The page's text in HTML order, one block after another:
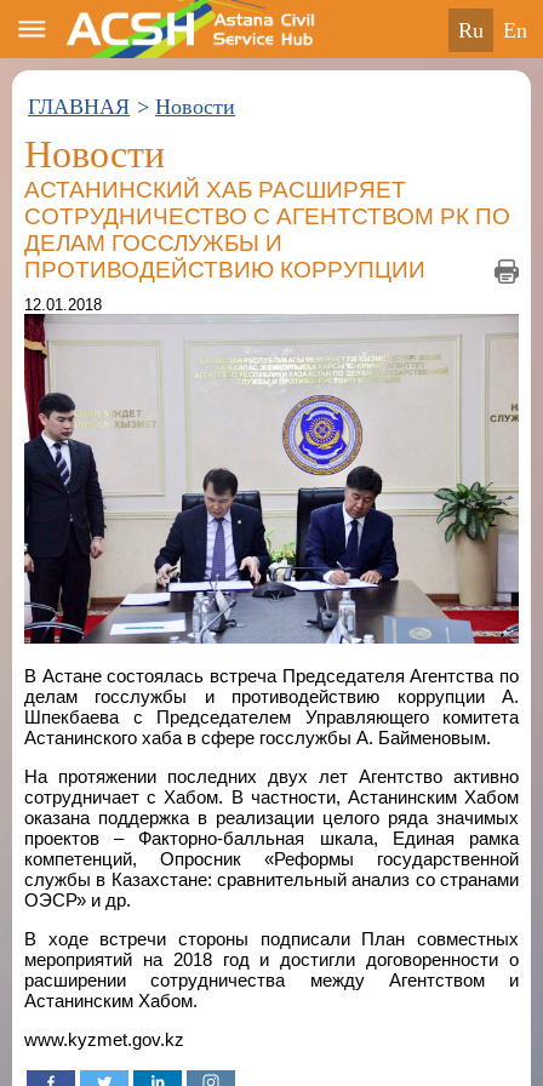
ru en
ГЛАВНАЯ > Новости
Новости
АСТАНИНСКИЙ ХАБ РАСШИРЯЕТ
СОТРУДНИЧЕСТВО С АГЕНТСТВОМ РК ПО
ДЕЛАМ ГОССЛУЖБЫ И
ПРОТИВОДЕЙСТВИЮ КОРРУПЦИИ
12.01.2018
В Астане состоялась встреча Председателя Агентства по
делам госслужбы и противодействию коррупции А.
Шпекбаева с Председателем Управляющего комитета
Астанинского хаба в сфере госслужбы А. Байменовым.
На протяжении последних двух лет Агентство активно
сотрудничает с Хабом. В частности, Астанинским Хабом
оказана поддержка в реализации целого ряда значимых
проектов – Факторно-балльная шкала, Единая рамка
компетенций, Опросник «Реформы государственной
службы в Казахстане: сравнительный анализ со странами
ОЭСР» и др.
В ходе встречи стороны подписали План совместных
мероприятий на 2018 год и достигли договоренности о
расширении сотрудничества между Агентством и
Астанинским Хабом.
www.kyzmet.gov.kz